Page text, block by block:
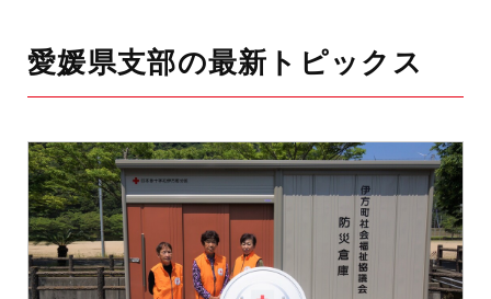
愛媛県支部の最新トピックス